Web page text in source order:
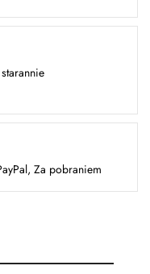
Za pobraniem